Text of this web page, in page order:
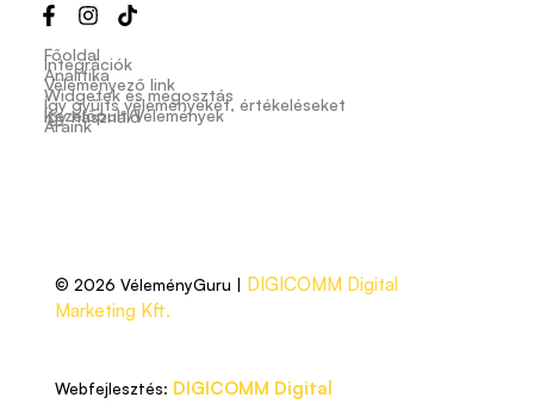
Főoldal
Integrációk
Analitika
Véleményező link
Widgetek és megosztás
Így gyűjts véleményeket, értékeléseket
Kezelőpult/Vélemények
Így használd
Áraink
© 2026 VéleményGuru | DIGICOMM Digital
Marketing Kft.
Webfejlesztés: DIGICOMM Digital